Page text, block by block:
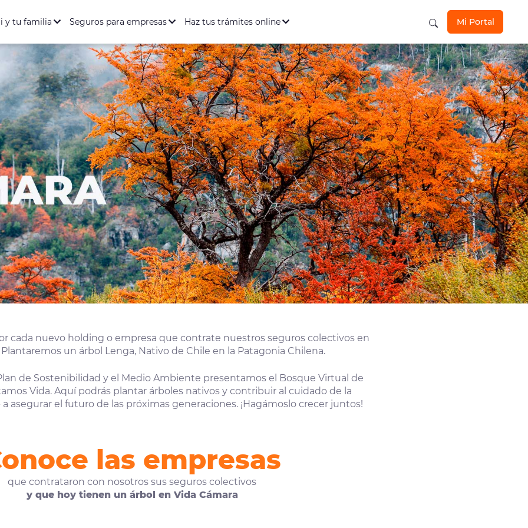
y tu familia Seguros para empresas Haz tus trámites online Mi Portal
los seguros aquí
cada nuevo holding o empresa que contrate nuestros seguros colectivos en
un árbol Lenga, Nativo de Chile en la Patagonia Chilena.
de Sostenibilidad y el Medio Ambiente presentamos el Bosque Virtual de
Vida. Aquí podrás plantar árboles nativos y contribuir al cuidado de la
asegurar el futuro de las próximas generaciones. ¡Hagámoslo crecer juntos!
las empresas
que contrataron con nosotros sus seguros colectivos
y que hoy tienen un árbol en Vida Cámara